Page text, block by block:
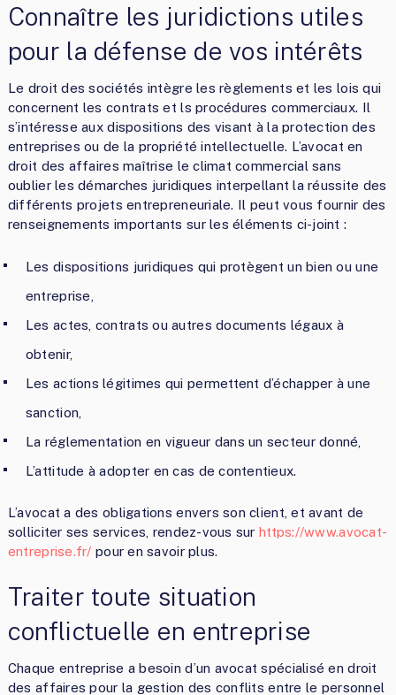
Connaître les juridictions utiles
pour la défense de vos intérêts
Le droit des sociétés intègre les règlements et les lois qui
concernent les contrats et ls procédures commerciaux. Il
s’intéresse aux dispositions des visant à la protection des
entreprises ou de la propriété intellectuelle. L’avocat en
droit des affaires maîtrise le climat commercial sans
oublier les démarches juridiques interpellant la réussite des
différents projets entrepreneuriale. Il peut vous fournir des
renseignements importants sur les éléments ci-joint :
Les dispositions juridiques qui protègent un bien ou une
entreprise,
Les actes, contrats ou autres documents légaux à
obtenir,
Les actions légitimes qui permettent d’échapper à une
sanction,
La réglementation en vigueur dans un secteur donné,
L’attitude à adopter en cas de contentieux.
L’avocat a des obligations envers son client, et avant de
solliciter ses services, rendez-vous surhttps://www.avocat-
entreprise.fr/ pour en savoir plus.
Traiter toute situation
conflictuelle en entreprise
Chaque entreprise a besoin d’un avocat spécialisé en droit
des affaires pour la gestion des conflits entre le personnel